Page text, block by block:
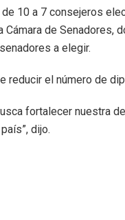
10 a 7 consejeros
de Senadores,
a elegir.
reducir el número de
fortalecer nuestra
dijo.